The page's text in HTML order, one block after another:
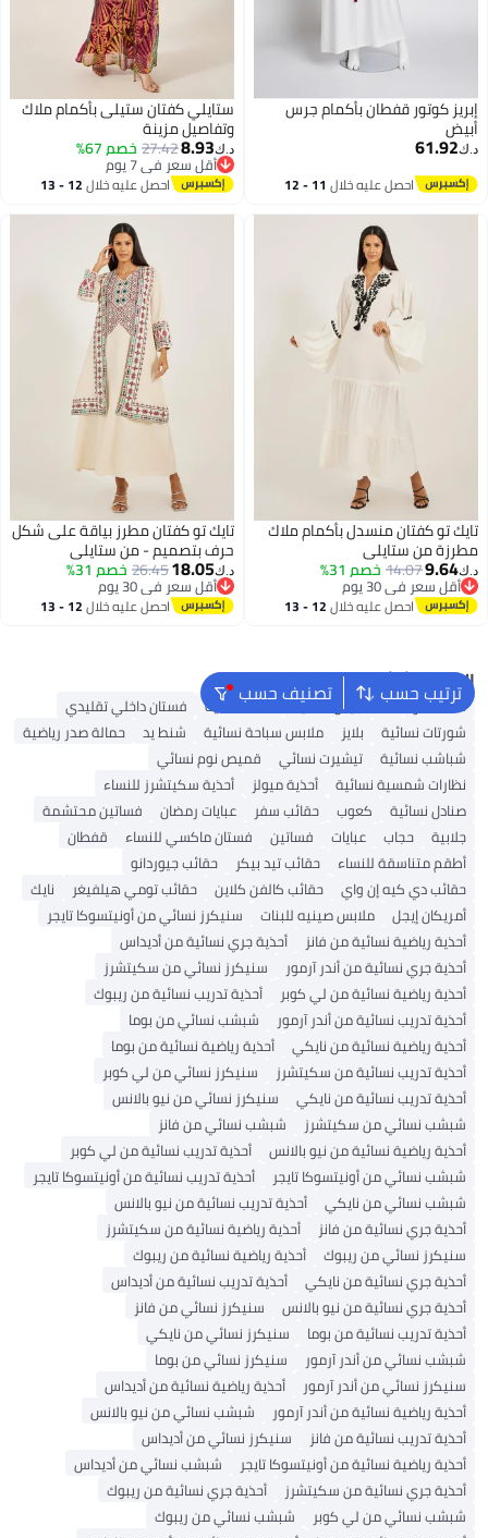
إبريز كوتور قفطان بأكمام جرس
أبيض
د.ك‏61.92
احصل عليه خلال 11 - 12
ستايلي كفتان ستيلى بأكمام ملاك
وتفاصيل مزينة
د.ك‏8.93
27.42خصم 67%
أقل سعر في 7 يوم
أقل سعر في 7 يوماحصل عليه خلال 12 - 13
تايك تو كفتان منسدل بأكمام ملاك
مطرزة من ستايلي
د.ك‏9.64
14.07خصم 31%
أقل سعر في 30 يوم
أقل سعر في 30 يوماحصل عليه خلال 12 - 13
تايك تو كفتان مطرز بياقة على شكل
حرف بتصميم - من ستايلي
د.ك‏18.05
26.45خصم 31%
أقل سعر في 30 يوم
أقل سعر في 30 يوماحصل عليه خلال 12 - 13
ترتيب حسب تصنيف حسب البحث الشائع
شنط ألدو شنط جيس نسائية شنط نسائية
فستان داخلي تقليدي
شورتات نسائية
بلايز ملابس سباحة نسائية شنط يد
حمالة صدر رياضية
شباشب نسائية
تيشيرت نسائي
قميص نوم نسائي
نظارات شمسية نسائية
أحذية ميولز
أحذية سكيتشرز للنساء
صنادل نسائية
كعوب حقائب سفر عبايات رمضان
فساتين محتشمة
جلابية
حجاب عبايات فساتين فستان ماكسي للنساء
قفطان
أطقم متناسقة للنساء
حقائب تيد بيكر
حقائب جيوردانو
حقائب دي كيه إن واي
حقائب كالفن كلاين حقائب تومي هيلفيغر
نايك
أمريكان إيجل
ملابس صينيه للبنات
سنيكرز نسائي من أونيتسوكا تايجر
أحذية رياضية نسائية من فانز
أحذية جري نسائية من أديداس
أحذية جري نسائية من أندر آرمور
سنيكرز نسائي من سكيتشرز
أحذية رياضية نسائية من لي كوبر
أحذية تدريب نسائية من ريبوك
أحذية تدريب نسائية من أندر آرمور
شبشب نسائي من بوما
أحذية رياضية نسائية من نايكي
أحذية رياضية نسائية من بوما
أحذية تدريب نسائية من سكيتشرز
سنيكرز نسائي من لي كوبر
أحذية تدريب نسائية من نايكي
سنيكرز نسائي من نيو بالانس
شبشب نسائي من سكيتشرز
شبشب نسائي من فانز
أحذية رياضية نسائية من نيو بالانس
أحذية تدريب نسائية من لي كوبر
شبشب نسائي من أونيتسوكا تايجر
أحذية تدريب نسائية من أونيتسوكا تايجر
شبشب نسائي من نايكي
أحذية تدريب نسائية من نيو بالانس
أحذية جري نسائية من فانز
أحذية رياضية نسائية من سكيتشرز
سنيكرز نسائي من ريبوك
أحذية رياضية نسائية من ريبوك
أحذية جري نسائية من نايكي
أحذية تدريب نسائية من أديداس
أحذية جري نسائية من نيو بالانس
سنيكرز نسائي من فانز
أحذية تدريب نسائية من بوما
سنيكرز نسائي من نايكي
شبشب نسائي من أندر آرمور
سنيكرز نسائي من بوما
سنيكرز نسائي من أندر آرمور
أحذية رياضية نسائية من أديداس
أحذية رياضية نسائية من أندر آرمور
شبشب نسائي من نيو بالانس
أحذية تدريب نسائية من فانز
سنيكرز نسائي من أديداس
أحذية رياضية نسائية من أونيتسوكا تايجر
شبشب نسائي من أديداس
أحذية جري نسائية من سكيتشرز
أحذية جري نسائية من ريبوك
شبشب نسائي من لي كوبر
شبشب نسائي من ريبوك